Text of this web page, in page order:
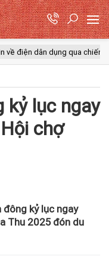
dân dụng qua chiến dịch
kỷ lục ngay
chợ
đông kỷ lục ngay
Thu 2025 đón du